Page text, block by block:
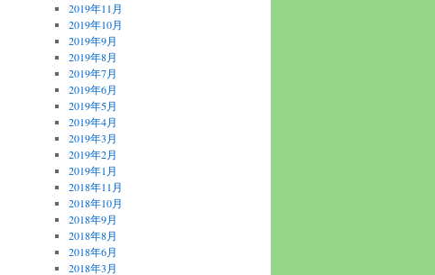
2019年11月
2019年10月
2019年9月
2019年8月
2019年7月
2019年6月
2019年5月
2019年4月
2019年3月
2019年2月
2019年1月
2018年11月
2018年10月
2018年9月
2018年8月
2018年6月
2018年3月